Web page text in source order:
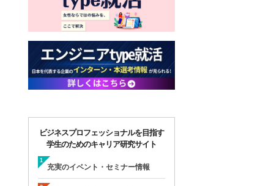
ビジネスプロフェッショナルを目指す
学生のためのキャリア研究サイト
充実のイベント・セミナー情報